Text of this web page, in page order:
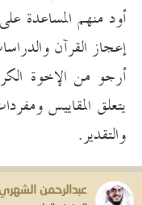
أود منهم المساعدة
إعجاز القرآن
أرجو من الإخوة
يتعلق المقاييس
والتقدير.
عبدالرحمن الشهري